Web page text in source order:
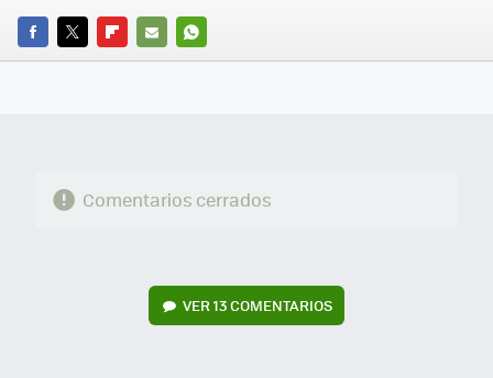
FACEBOOK
TWITTERFLIPBOARD
E-
WHATSAPP
Comentarios cerrados
VER13 COMENTARIOS